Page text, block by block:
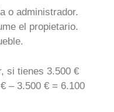
o administrador.
el propietario.
si tienes 3.500 €
– 3.500 € = 6.100